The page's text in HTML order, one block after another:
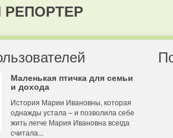
Маленькая птичка для семьи
и дохода
История Марии Ивановны, которая
однажды устала – и позволила себе
жить легче Мария Ивановна всегда
считала...